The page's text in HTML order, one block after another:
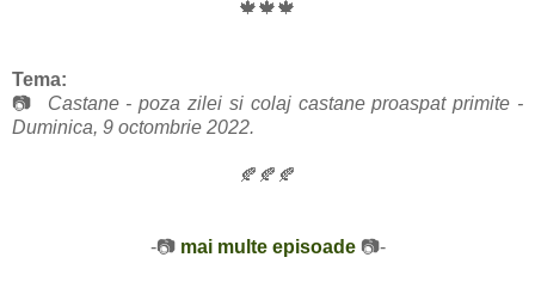
🍁🍁🍁
Tema:
📷
Castane - poza zilei si colaj castane proaspat primite -
Duminica, 9 octombrie 2022.
🍂🍂🍂
-📷 mai multe episoade📷-